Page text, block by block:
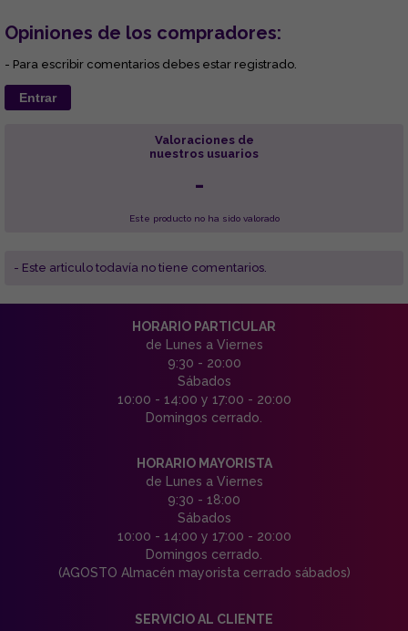
Opiniones de los compradores:
- Para escribir comentarios debes estar registrado.
Entrar
Valoraciones de
nuestros usuarios
-
Este producto no ha sido valorado
- Este articulo todavía no tiene comentarios.
HORARIO PARTICULAR
de Lunes a Viernes
9:30 - 20:00
Sábados
10:00 - 14:00 y 17:00 - 20:00
Domingos cerrado.
HORARIO MAYORISTA
de Lunes a Viernes
9:30 - 18:00
Sábados
10:00 - 14:00 y 17:00 - 20:00
Domingos cerrado.
(AGOSTO Almacén mayorista cerrado sábados)
SERVICIO AL CLIENTE